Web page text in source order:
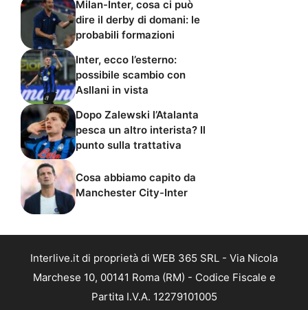
Milan-Inter, cosa ci può
dire il derby di domani: le
probabili formazioni
Inter, ecco l’esterno:
possibile scambio con
Asllani in vista
Dopo Zalewski l’Atalanta
pesca un altro interista? Il
punto sulla trattativa
Cosa abbiamo capito da
Manchester City-Inter
Interlive.it di proprietà di WEB 365 SRL - Via Nicola
Marchese 10, 00141 Roma (RM) - Codice Fiscale e
Partita I.V.A. 12279101005